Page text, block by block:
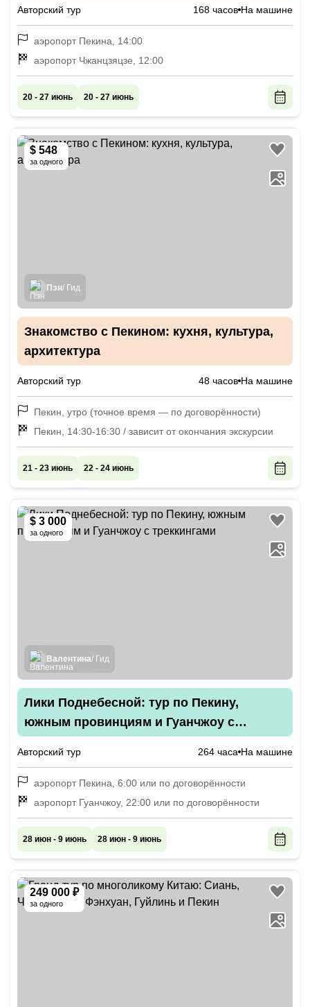
Авторский тур 168 часов На машине
аэропорт Пекина, 14:00
аэропорт Чжанцзяцзе, 12:00
20 - 27 июнь 20 - 27 июнь
$ 548
за одного
Пэн/ Гид
Знакомство с Пекином: кухня, культура,
архитектура
Авторский тур 48 часов На машине
Пекин, утро (точное время — по договорённости)
Пекин, 14:30-16:30 / зависит от окончания экскурсии
21 - 23 июнь 22 - 24 июнь
$ 3 000
за одного
Валентина/ Гид
Лики Поднебесной: тур по Пекину,
южным провинциям и Гуанчжоу с
Авторский тур 264 часа На машине
аэропорт Пекина, 6:00 или по договорённости
аэропорт Гуанчжоу, 22:00 или по договорённости
28 июн - 9 июнь 28 июн - 9 июнь
249 000 ₽
за одного